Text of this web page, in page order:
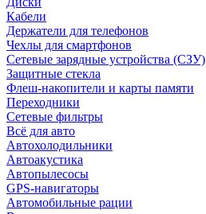
Кабели
Держатели для телефонов
Чехлы для смартфонов
Сетевые зарядные устройства (СЗУ)
Защитные стекла
Флеш-накопители и карты памяти
Переходники
Сетевые фильтры
Всё для авто
Автохолодильники
Автоакустика
Автопылесосы
GPS-навигаторы
Автомобильные рации